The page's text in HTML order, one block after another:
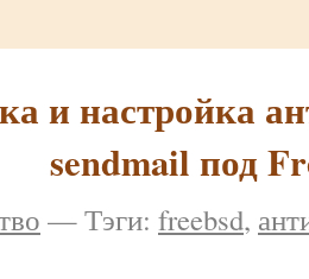
и настройка
sendmail под
— Тэги: freebsd,